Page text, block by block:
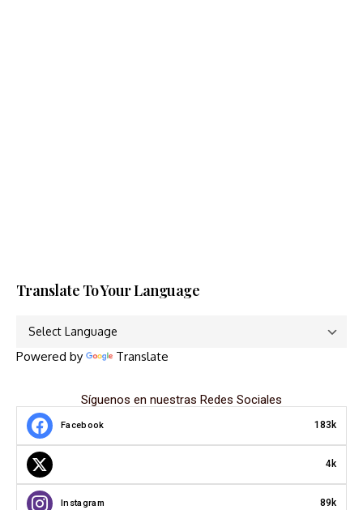
Translate To Your Language
Powered by Translate
Síguenos en nuestras Redes Sociales
Facebook 183k
4k
Instagram 89k